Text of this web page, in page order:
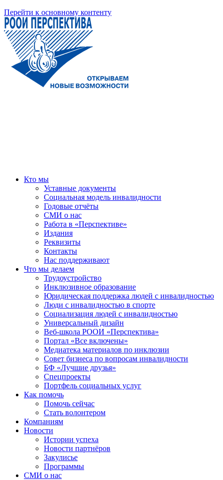
Перейти к основному контенту
Кто мы
Уставные документы
Социальная модель инвалидности
Годовые отчёты
СМИ о нас
Работа в «Перспективе»
Издания
Реквизиты
Контакты
Нас поддерживают
Что мы делаем
Трудоустройство
Инклюзивное образование
Юридическая поддержка людей с инвалидностью
Люди с инвалидностью в спорте
Социализация людей с инвалидностью
Универсальный дизайн
Веб-школа РООИ «Перспектива»
Портал «Все включены»
Медиатека материалов по инклюзии
Совет бизнеса по вопросам инвалидности
БФ «Лучшие друзья»
Спецпроекты
Портфель социальных услуг
Как помочь
Помочь сейчас
Стать волонтером
Компаниям
Новости
Истории успеха
Новости партнёров
Закулисье
Программы
СМИ о нас